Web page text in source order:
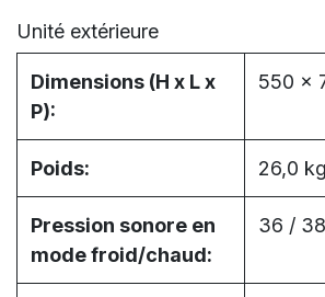
Unité extérieure
Dimensions (H x L x
P):
550 x
Poids: 26,0 kg
Pression sonore en
mode froid/chaud:
36 /